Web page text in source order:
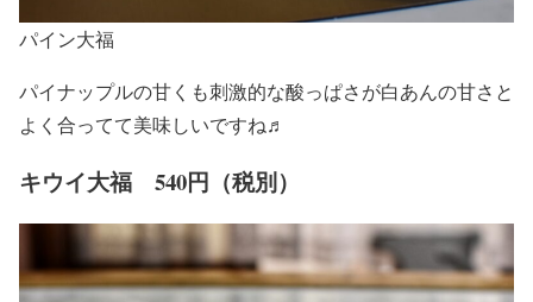
パイン大福
パイナップルの甘くも刺激的な酸っぱさが白あんの甘さと
よく合ってて美味しいですね♬
キウイ大福 540円（税別）